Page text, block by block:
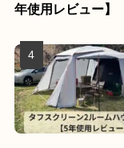
年使用レビュー】